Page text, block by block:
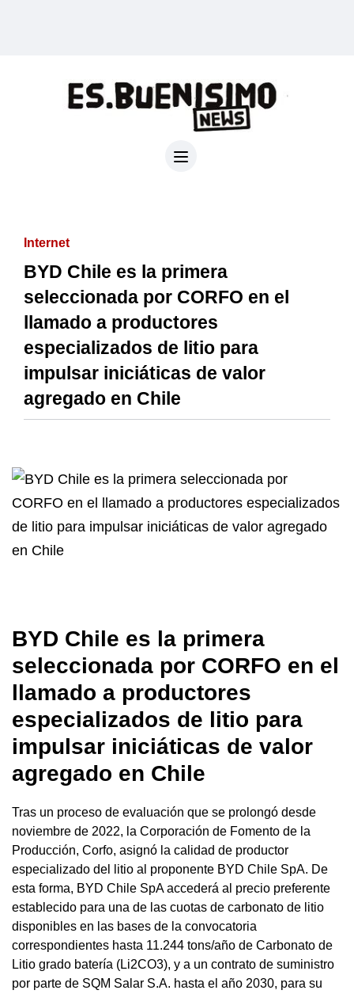
Internet
BYD Chile es la primera
seleccionada por CORFO en el
llamado a productores
especializados de litio para
impulsar iniciáticas de valor
agregado en Chile
BYD Chile es la primera
seleccionada por CORFO en el
llamado a productores
especializados de litio para
impulsar iniciáticas de valor
agregado en Chile
Tras un proceso de evaluación que se prolongó desde
noviembre de 2022, la Corporación de Fomento de la
Producción, Corfo, asignó la calidad de productor
especializado del litio al proponente BYD Chile SpA. De
esta forma, BYD Chile SpA accederá al precio preferente
establecido para una de las cuotas de carbonato de litio
disponibles en las bases de la convocatoria
correspondientes hasta 11.244 tons/año de Carbonato de
Litio grado batería (Li2CO3), y a un contrato de suministro
por parte de SQM Salar S.A. hasta el año 2030, para su